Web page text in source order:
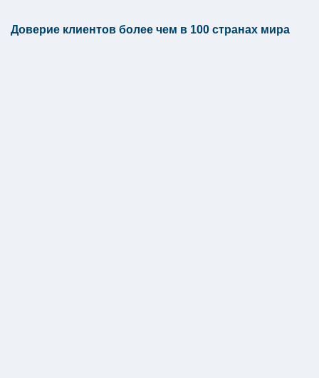
Доверие клиентов более чем в 100 странах мира